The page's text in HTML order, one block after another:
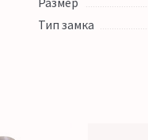
Тип замка